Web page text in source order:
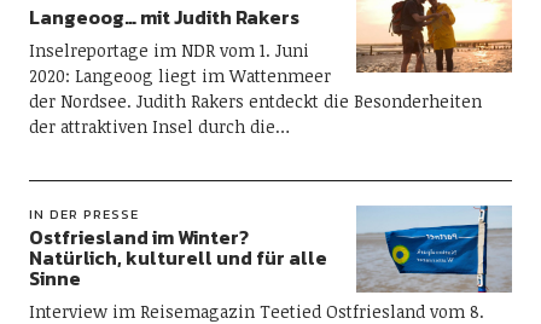
Langeoog… mit Judith Rakers
Inselreportage im NDR vom 1. Juni
2020: Langeoog liegt im Wattenmeer
der Nordsee. Judith Rakers entdeckt die Besonderheiten
der attraktiven Insel durch die…
IN DER PRESSE
Ostfriesland im Winter?
Natürlich, kulturell und für alle
Sinne
Interview im Reisemagazin Teetied Ostfriesland vom 8.